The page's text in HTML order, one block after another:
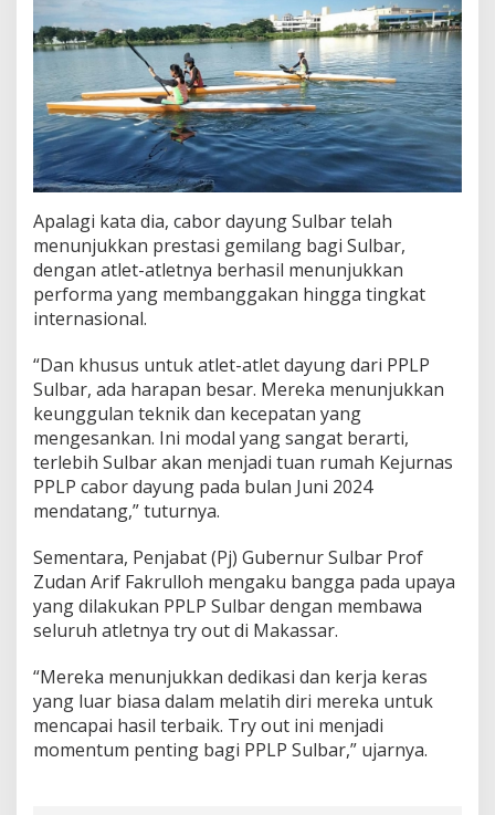
s
e
l
Apalagi kata dia, cabor dayung Sulbar telah
menunjukkan prestasi gemilang bagi Sulbar,
dengan atlet-atletnya berhasil menunjukkan
performa yang membanggakan hingga tingkat
internasional.
“Dan khusus untuk atlet-atlet dayung dari PPLP
Sulbar, ada harapan besar. Mereka menunjukkan
keunggulan teknik dan kecepatan yang
mengesankan. Ini modal yang sangat berarti,
terlebih Sulbar akan menjadi tuan rumah Kejurnas
PPLP cabor dayung pada bulan Juni 2024
mendatang,” tuturnya.
Sementara, Penjabat (Pj) Gubernur Sulbar Prof
Zudan Arif Fakrulloh mengaku bangga pada upaya
yang dilakukan PPLP Sulbar dengan membawa
seluruh atletnya try out di Makassar.
“Mereka menunjukkan dedikasi dan kerja keras
yang luar biasa dalam melatih diri mereka untuk
mencapai hasil terbaik. Try out ini menjadi
momentum penting bagi PPLP Sulbar,” ujarnya.